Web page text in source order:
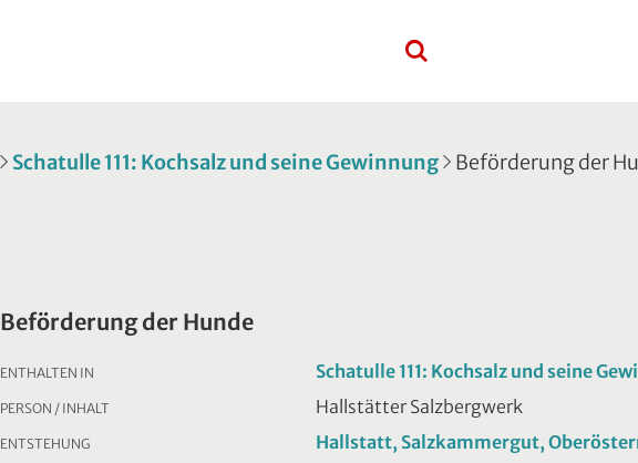
Schatulle 111: Kochsalz und seine Gewinnung Beförderung der
Beförderung der Hunde
ENTHALTEN IN Schatulle 111: Kochsalz und seine
PERSON / INHALT Hallstätter Salzbergwerk
ENTSTEHUNG Hallstatt, Salzkammergut,